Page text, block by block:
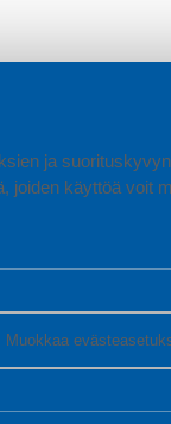
ja
joiden käyttöä voit
Muokkaa